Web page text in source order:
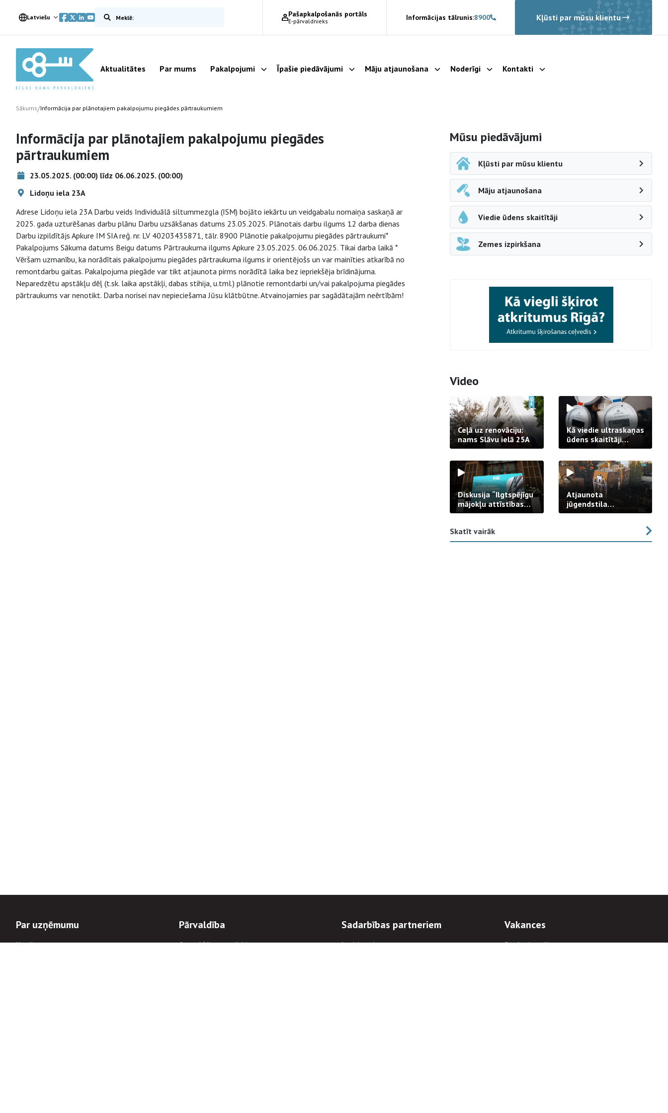
Latviešu Meklēt vietnē Pašapkalpošanās portāls
E-pārvaldnieks Informācijas tālrunis:8900 Kļūsti par mūsu klientu
Aktualitātes Par mums Pakalpojumi Parādīt apakšizvēlni
Īpašie piedāvājumi Parādīt apakšizvēlni
Māju atjaunošana Parādīt apakšizvēlni
Noderīgi Parādīt apakšizvēlni
Kontakti Parādīt apakšizvēlni
Sākums/Informācija par plānotajiem pakalpojumu piegādes pārtraukumiem
Informācija par plānotajiem pakalpojumu piegādes
pārtraukumiem
23.05.2025. (00:00) līdz 06.06.2025. (00:00)
Lidoņu iela 23A
Adrese Lidoņu iela 23A Darbu veids Individuālā siltummezgla (ISM) bojāto iekārtu un veidgabalu nomaiņa saskaņā ar
2025. gada uzturēšanas darbu plānu Darbu uzsākšanas datums 23.05.2025. Plānotais darbu ilgums 12 darba dienas
Darbu izpildītājs Apkure IM SIA reģ. nr. LV 40203435871, tālr. 8900 Plānotie pakalpojumu piegādes pārtraukumi*
Pakalpojums Sākuma datums Beigu datums Pārtraukuma ilgums Apkure 23.05.2025. 06.06.2025. Tikai darba laikā *
Vēršam uzmanību, ka norādītais pakalpojumu piegādes pārtraukuma ilgums ir orientējošs un var mainīties atkarībā no
remontdarbu gaitas. Pakalpojuma piegāde var tikt atjaunota pirms norādītā laika bez iepriekšēja brīdinājuma.
Neparedzētu apstākļu dēļ (t.sk. laika apstākļi, dabas stihija, u.tml.) plānotie remontdarbi un/vai pakalpojuma piegādes
pārtraukums var nenotikt. Darba norisei nav nepieciešama Jūsu klātbūtne. Atvainojamies par sagādātajām neērtībām!
Sāna navigācija
Mūsu piedāvājumi
Kļūsti par mūsu klientu
Māju atjaunošana
Viedie ūdens skaitītāji
Zemes izpirkšana
Video
Ceļā uz renovāciju:
nams Slāvu ielā 25A
Kā viedie ultraskaņas
ūdens skaitītāji
strādā praksē
Diskusija “Ilgtspējīgu
mājokļu attīstības
izaicinājums”
Atjaunota
jūgendstila
arhitektūras pērles
Skatīt vairāk
Par uzņēmumu
Uzņēmums
Pārvaldība
Stratēģija un mērķi
Sadarbības partneriem
Iepirkumi
Vakances
Darba iespējas